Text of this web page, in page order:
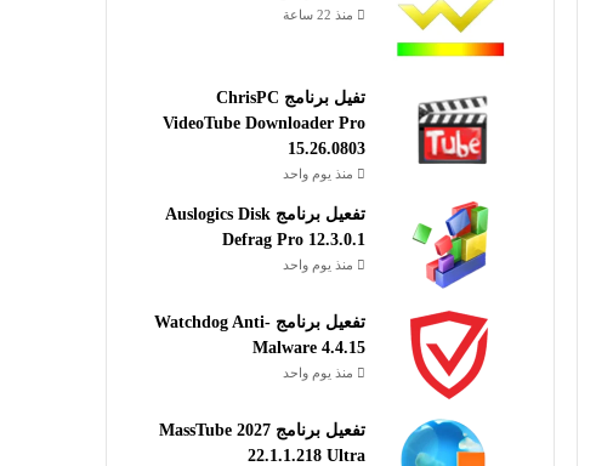
منذ 22 ساعة
تفيل برنامج ChrisPC
VideoTube Downloader Pro
15.26.0803
منذ يوم واحد
تفعيل برنامج Auslogics Disk
Defrag Pro 12.3.0.1
منذ يوم واحد
تفعيل برنامج Watchdog Anti-
Malware 4.4.15
منذ يوم واحد
تفعيل برنامج MassTube 2027
22.1.1.218 Ultra